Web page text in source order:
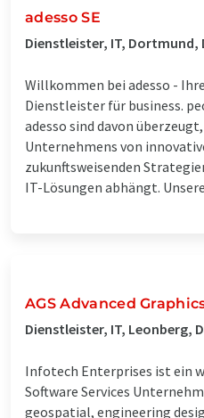
adesso SE
Dienstleister, IT, Dortmund,
Willkommen bei adesso -
Dienstleister für business.
adesso sind davon
Unternehmens von
zukunftsweisenden
IT-Lösungen abhängt.
AGS Advanced
Dienstleister, IT, Leonberg,
Infotech Enterprises ist ein
Software Services
geospatial, engineering